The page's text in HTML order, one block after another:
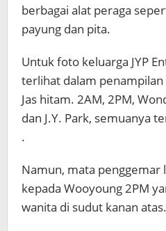
berbagai alat peraga
payung dan pita.
Untuk foto keluarga JYP
terlihat dalam
Jas hitam. 2AM, 2PM,
dan J.Y. Park, semuanya
.
Namun, mata penggemar
kepada Wooyoung 2PM
wanita di sudut kanan atas.